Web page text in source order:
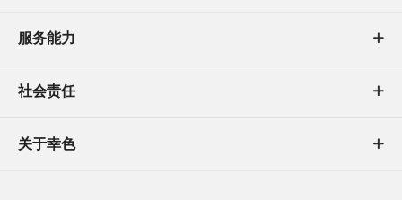
服务能力 
社会责任 
关于幸色 